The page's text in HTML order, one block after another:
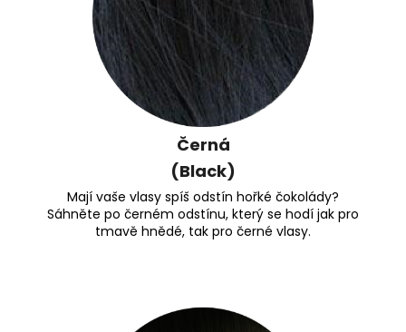
Černá
(Black)
Mají vaše vlasy spíš odstín hořké čokolády?
Sáhněte po černém odstínu, který se hodí jak pro
tmavě hnědé, tak pro černé vlasy.